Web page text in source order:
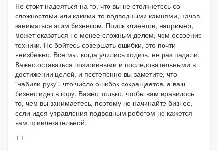
Не стоит надеяться на то, что вы не столкнетесь со
сложностями или какими-то подводными камнями, начав
заниматься этим бизнесом. Поиск клиентов, например,
может оказаться не менее сложным делом, чем освоение
техники. Не бойтесь совершать ошибки, это почти
неизбежно. Все мы, когда учились ходить, не раз падали.
Важно оставаться позитивными и последовательными в
достижении целей, и постепенно вы заметите, что
"набили руку", что число ошибок сокращается, а ваш
бизнес идет в гору. Важно только, чтобы вам нравилось
то, чем вы занимаетесь, поэтому не начинайте бизнес,
если идея управления подводным роботом не кажется
вам привлекательной.
+ +